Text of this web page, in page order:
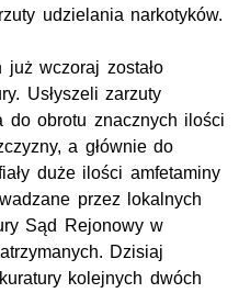
udzielania narkotyków.
już wczoraj zostało
Usłyszeli zarzuty
do obrotu znacznych ilości
a głównie do
duże ilości amfetaminy
przez lokalnych
Sąd Rejonowy w
Dzisiaj
kolejnych dwóch